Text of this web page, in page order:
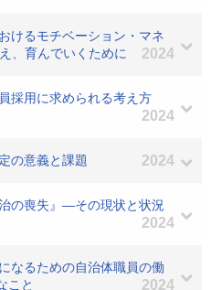
けるモチベーション・マネ
、育んでいくために
2024
採用に求められる考え方
2024
の意義と課題 2024
の喪失』―その現状と状況
2024
なるための自治体職員の働
こと
2024